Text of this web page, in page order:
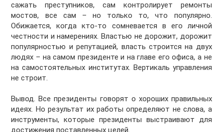
сажать преступников, сам контролирует ремонты
мостов, все сам – но только то, что популярно.
Обижается, когда кто-то сомневается в его личной
честности и намерениях. Властью не дорожит, дорожит
популярностью и репутацией, власть строится на двух
людях – на самом президенте и на главе его офиса, а не
на самостоятельных институтах. Вертикаль управления
не строит.
Вывод. Все президенты говорят о хороших правильных
идеях. Но результат их работы определяют не слова, а
инструменты, которые президенты выстраивают для
достижения поставленных целей.